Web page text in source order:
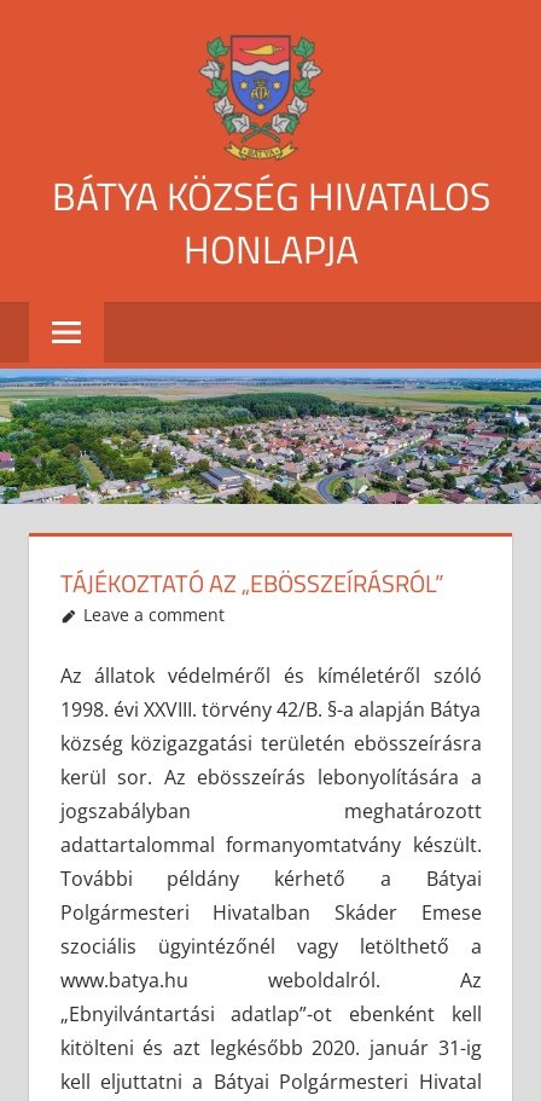
BÁTYA KÖZSÉG HIVATALOS
HONLAPJA
TÁJÉKOZTATÓ AZ „EBÖSSZEÍRÁSRÓL”
2019-11-30
anisity.attilla
Egyéb
Leave a comment
Az állatok védelméről és kíméletéről szóló
1998. évi XXVIII. törvény 42/B. §-a alapján Bátya
község közigazgatási területén ebösszeírásra
kerül sor. Az ebösszeírás lebonyolítására a
jogszabályban meghatározott
adattartalommal formanyomtatvány készült.
További példány kérhető a Bátyai
Polgármesteri Hivatalban Skáder Emese
szociális ügyintézőnél vagy letölthető a
www.batya.hu weboldalról. Az
„Ebnyilvántartási adatlap”-ot ebenként kell
kitölteni és azt legkésőbb 2020. január 31-ig
kell eljuttatni a Bátyai Polgármesteri Hivatal